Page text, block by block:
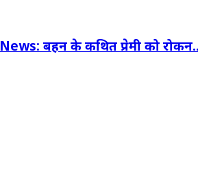
बहन के कथित प्रेमी को